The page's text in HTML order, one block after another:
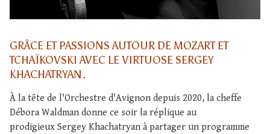
GRÂCE ET PASSIONS AUTOUR DE MOZART ET
TCHAÏKOVSKI AVEC LE VIRTUOSE SERGEY
KHACHATRYAN.
À la tête de l'Orchestre d'Avignon depuis 2020, la cheffe
Débora Waldman donne ce soir la réplique au
prodigieux Sergey Khachatryan à partager un programme